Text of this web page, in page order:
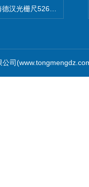
德汉光栅尺526974-09
司